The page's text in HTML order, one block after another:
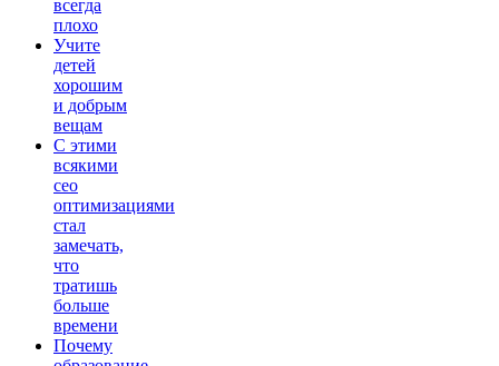
всегда
плохо
Учите
детей
хорошим
и добрым
вещам
С этими
всякими
сео
оптимизациями
стал
замечать,
что
тратишь
больше
времени
Почему